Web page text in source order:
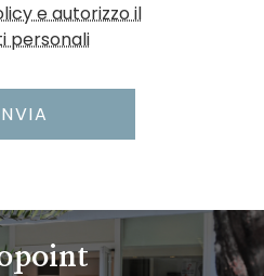
e autorizzo il
personali